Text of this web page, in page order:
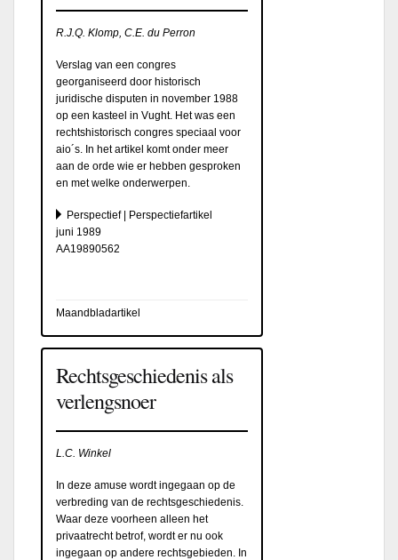
R.J.Q. Klomp, C.E. du Perron
Verslag van een congres
georganiseerd door historisch
juridische disputen in november 1988
op een kasteel in Vught. Het was een
rechtshistorisch congres speciaal voor
aio´s. In het artikel komt onder meer
aan de orde wie er hebben gesproken
en met welke onderwerpen.
Perspectief | Perspectiefartikel
juni 1989
AA19890562
Maandbladartikel
Rechtsgeschiedenis als
verlengsnoer
L.C. Winkel
In deze amuse wordt ingegaan op de
verbreding van de rechtsgeschiedenis.
Waar deze voorheen alleen het
privaatrecht betrof, wordt er nu ook
ingegaan op andere rechtsgebieden. In